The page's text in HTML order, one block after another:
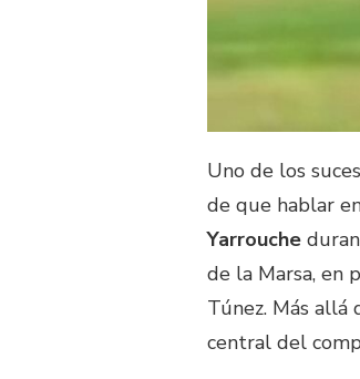
Uno de los
de que hablar
Yarrouche
de la Marsa, en
Túnez. Más allá
central del